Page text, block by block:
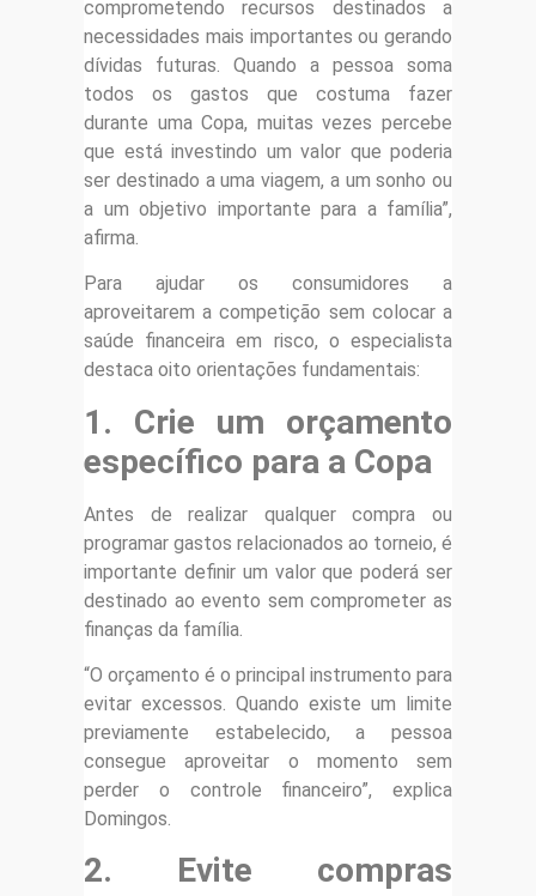
comprometendo recursos destinados a
necessidades mais importantes ou gerando
dívidas futuras. Quando a pessoa soma
todos os gastos que costuma fazer
durante uma Copa, muitas vezes percebe
que está investindo um valor que poderia
ser destinado a uma viagem, a um sonho ou
a um objetivo importante para a família”,
afirma.
Para ajudar os consumidores a
aproveitarem a competição sem colocar a
saúde financeira em risco, o especialista
destaca oito orientações fundamentais:
1. Crie um orçamento
específico para a Copa
Antes de realizar qualquer compra ou
programar gastos relacionados ao torneio, é
importante definir um valor que poderá ser
destinado ao evento sem comprometer as
finanças da família.
“O orçamento é o principal instrumento para
evitar excessos. Quando existe um limite
previamente estabelecido, a pessoa
consegue aproveitar o momento sem
perder o controle financeiro”, explica
Domingos.
2. Evite compras